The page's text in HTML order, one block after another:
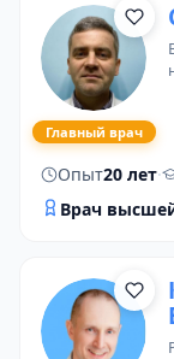
Главный врач
Опыт20 лет·
Врач